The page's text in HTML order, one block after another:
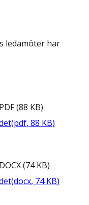
ledamöter har
PDF(88 KB)
(pdf, 88 KB)
DOCX(74 KB)
(docx, 74 KB)